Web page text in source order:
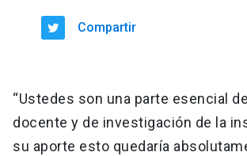
Compartir
“Ustedes son una parte esencial
docente y de investigación de la
su aporte esto quedaría